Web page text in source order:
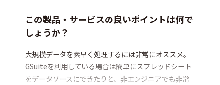
この製品・サービスの良いポイントは何で
しょうか？
大規模データを素早く処理するには非常にオススメ。
GSuiteを利用している場合は簡単にスプレッドシート
をデータソースにできたりと、非エンジニアでも非常